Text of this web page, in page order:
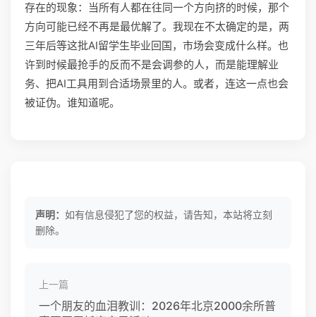
存在的现象：当所有人都在往同一个方向挤的时候，那个
方向可能已经不再是最优解了。我现在不太确定的是，两
三年后等这批AI留学生毕业回国，市场会变成什么样。也
许到时候最抢手的反而不是会调参的人，而是能理解业
务、把AI工具用到合适场景里的人。或者，连这一点也会
被证伪。谁知道呢。
声明： 如有信息侵犯了您的权益，请告知，本站将立刻
删除。
上一篇
一个朋友的血泪教训：2026年北京2000余所普